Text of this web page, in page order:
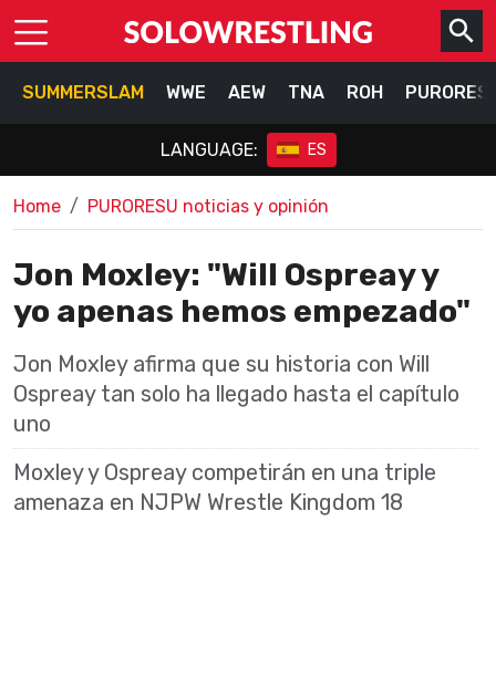
SUMMERSLAM WWE AEW TNA ROH
LANGUAGE: ES
Home PURORESU noticias y opinión
Jon Moxley: "Will Ospreay y
yo apenas hemos empezado"
Jon Moxley afirma que su historia con Will
Ospreay tan solo ha llegado hasta el capítulo
uno
Moxley y Ospreay competirán en una triple
amenaza en NJPW Wrestle Kingdom 18